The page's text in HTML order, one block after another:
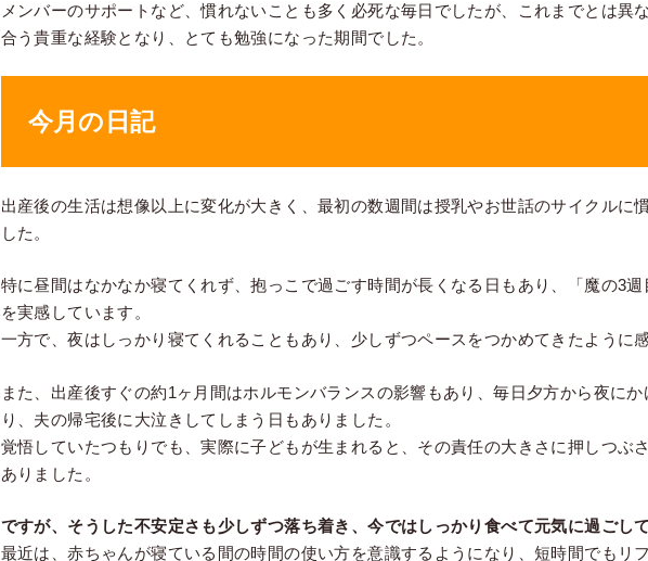
メンバーのサポートなど、慣れないことも多く必死な毎日でしたが、これまでとは異
合う貴重な経験となり、とても勉強になった期間でした。
今月の日記
出産後の生活は想像以上に変化が大きく、最初の数週間は授乳やお世話のサイクルに
した。
特に昼間はなかなか寝てくれず、抱っこで過ごす時間が長くなる日もあり、「魔の3
を実感しています。
一方で、夜はしっかり寝てくれることもあり、少しずつペースをつかめてきたように
また、出産後すぐの約1ヶ月間はホルモンバランスの影響もあり、毎日夕方から夜に
り、夫の帰宅後に大泣きしてしまう日もありました。
覚悟していたつもりでも、実際に子どもが生まれると、その責任の大きさに押しつぶ
ありました。
ですが、そうした不安定さも少しずつ落ち着き、今ではしっかり食べて元気に過ごして
最近は、赤ちゃんが寝ている間の時間の使い方を意識するようになり、短時間でもリ